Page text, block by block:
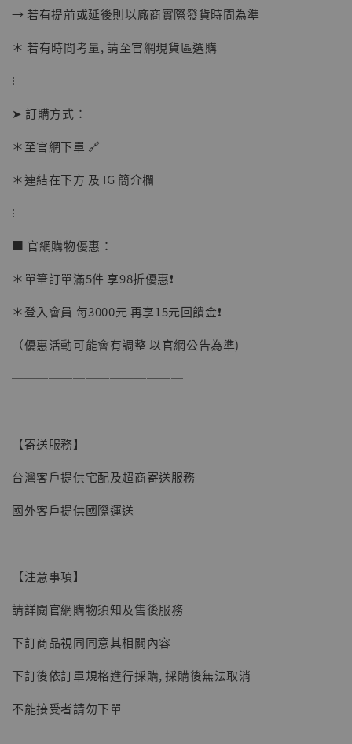
【現貨】BJSTUDIO 1/6系列可動蒐藏人偶 讓
子彈飛 鵝城縣長 張麻子 [BK01]
NT$ 5,300
→ 若有提前或延後則以廠商實際發貨時間為準
＊ 若有時間考量, 請至官網現貨區選購
⁝
➤ 訂購方式：
＊至官網下單 🔗
＊連結在下方 及 IG 簡介欄
⁝
■ 官網購物優惠：
＊單筆訂單滿5件 享98折優惠❗️
＊登入會員 每3000元 再享15元回饋金❗️
（優惠活動可能會有調整 以官網公告為準)
──────────────
【寄送服務】
台灣客戶提供宅配及超商寄送服務
國外客戶提供國際運送
【注意事項】
請詳閱官網購物須知及售後服務
下訂商品視同同意其相關內容
下訂後依訂單規格進行採購, 採購後無法取消
不能接受者請勿下單